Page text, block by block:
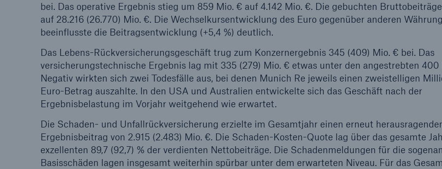
bei. Das operative Ergebnis stieg um 859 Mio. € auf 4.142 Mio. €. Die gebuchten
auf 28.216 (26.770) Mio. €. Die Wechselkursentwicklung des Euro gegenüber anderen
beeinflusste die Beitragsentwicklung (+5,4 %) deutlich.
Das Lebens-Rückversicherungsgeschäft trug zum Konzernergebnis 345 (409) Mio. € bei. Das
versicherungstechnische Ergebnis lag mit 335 (279) Mio. € etwas unter den angestrebten 400
Negativ wirkten sich zwei Todesfälle aus, bei denen Munich Re jeweils einen zweistelligen
Euro-Betrag auszahlte. In den USA und Australien entwickelte sich das Geschäft nach der
Ergebnisbelastung im Vorjahr weitgehend wie erwartet.
Die Schaden- und Unfallrückversicherung erzielte im Gesamtjahr einen erneut
Ergebnisbeitrag von 2.915 (2.483) Mio. €. Die Schaden-Kosten-Quote lag über das gesamte
exzellenten 89,7 (92,7) % der verdienten Nettobeiträge. Die Schadenmeldungen für die
Basisschäden lagen insgesamt weiterhin spürbar unter dem erwarteten Niveau. Für das